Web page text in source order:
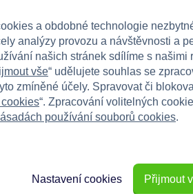
stavebnicí. Objednejte ještě dnes a
a obdobné technologie
analýzy provozu a návštěvnosti a
našich stránek sdílíme s
vše“ udělujete souhlas se
zmíněné účely. Spravovat či
“. Zpracování volitelných
používání souborů cookies.
Nastavení cookies Přijmout